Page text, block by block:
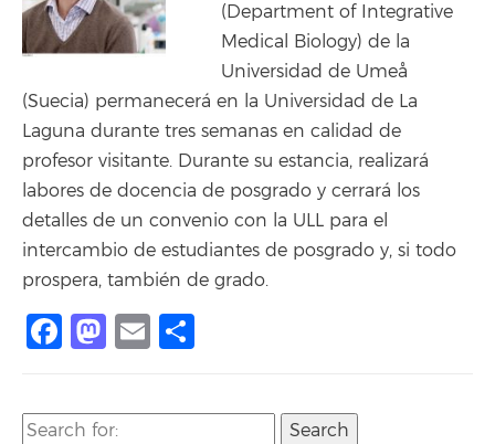
(Department of Integrative
Medical Biology) de la
Universidad de Umeå
(Suecia) permanecerá en la Universidad de La
Laguna durante tres semanas en calidad de
profesor visitante. Durante su estancia, realizará
labores de docencia de posgrado y cerrará los
detalles de un convenio con la ULL para el
intercambio de estudiantes de posgrado y, si todo
prospera, también de grado.
Facebook
Mastodon
Email
Search